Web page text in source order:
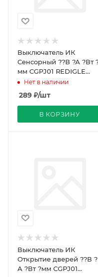
Выключатель ИК
Сенсорный ??В ?А ?Вт ?
мм CGPJ01 REDIGLE
(200)
Нет в наличии
289 ₽/шт
В КОРЗИНУ
Выключатель ИК
Открытие дверей ??В ?
А ?Вт ?мм CGPJ01